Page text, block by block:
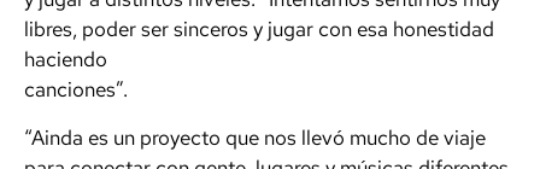
libres, poder ser sinceros y jugar con esa honestidad
haciendo
canciones”.
“Ainda es un proyecto que nos llevó mucho de viaje